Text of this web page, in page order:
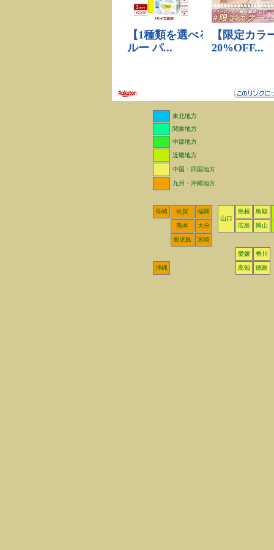
東北地方
関東地方
中部地方
近畿地方
中国・四国地方
九州・沖縄地方
長崎 佐賀
福岡
山口
島根
鳥取
熊本
大分 広島 岡山
鹿児島 宮崎
愛媛 香川
沖縄 高知 徳島